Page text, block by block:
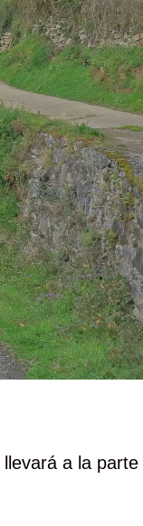
a la parte